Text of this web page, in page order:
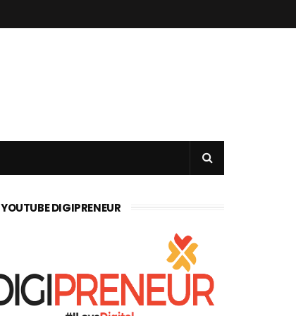
YOUTUBE DIGIPRENEUR